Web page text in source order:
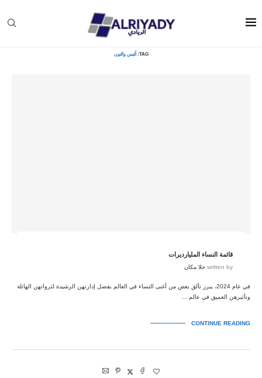
TAG: أليس والتون
قائمة النساء المليارديرات
written by حلا مكان
في عام 2024، يبرز تألق بعض من أغنى النساء في العالم بفضل إدارتهن الرشيدة لثرواتهن الهائلة
وتأثيرهن العميق في عالم …
CONTINUE READING